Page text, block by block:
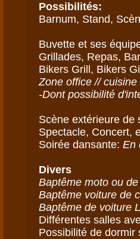
Possibilités:
Barnum, Stand,
Buvette et ses
Grillades, Repas,
Zone office // cuisine
-Dont possibilité
Scène extérieure de
Spectacle, Concert,
Soirée dansante: En
Divers
Baptême moto ou
Baptême voiture de
Baptême de voiture
Différentes salles
Possibilité de dormir